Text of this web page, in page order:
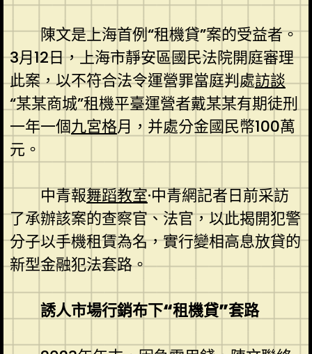
陳文是上海首例“租機貸”案的受益者。
3月12日，上海市靜安區國民法院開庭審理
此案，以不符合法令運營罪當庭判處訪談
“某某商城”租機平臺運營者戴某某有期徒刑
一年一個九宮格月，并處分金國民幣100萬
元。
中青報舞蹈教室·中青網記者日前采訪
了承辦該案的查察官、法官，以此揭開犯警
分子以手機租賃為名，實行變相高息放貸的
新型金融犯法套路。
誘人市場行銷布下“租機貸”套路